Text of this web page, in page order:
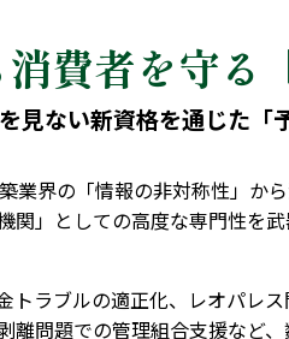
費者を守る
見ない新資格を通じた
業界の「情報の非対称性」か
関」としての高度な専門性を
トラブルの適正化、レオパレ
問題での管理組合支援など